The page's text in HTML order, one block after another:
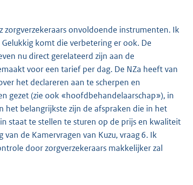
zorgverzekeraars onvoldoende instrumenten. Ik
komt die verbetering er ook. De
nu direct gerelateerd zijn aan de
voor een tarief per dag. De NZa heeft van
het declareren aan te scherpen en
gezet (zie ook «hoofdbehandelaarschap»), in
het belangrijkste zijn de afspraken die in het
staat te stellen te sturen op de prijs en kwaliteit
de Kamervragen van Kuzu, vraag 6. Ik
door zorgverzekeraars makkelijker zal